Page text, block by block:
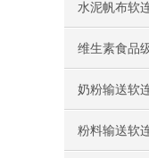
水泥帆布软
维生素食品
奶粉输送软
粉料输送软